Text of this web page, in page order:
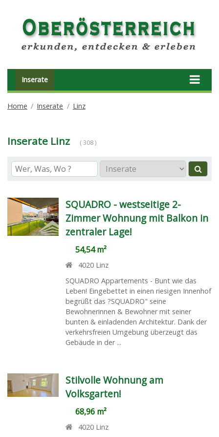
Inserate
Home Inserate Linz
Inserate Linz ( 308 )
SQUADRO - westseitige 2-
Zimmer Wohnung mit Balkon in
zentraler Lage!
54,54 m²
4020 Linz
SQUADRO Appartements - Bunt wie das
Leben! Eingebettet in einen riesigen Innenhof
begrüßt das ?SQUADRO" seine
Bewohnerinnen & Bewohner mit seiner
bunten & einladenden Architektur. Dank der
verkehrsfreien Umgebung überzeugt das
Gebäude in der ...
Stilvolle Wohnung am
Volksgarten!
68,96 m²
4020 Linz